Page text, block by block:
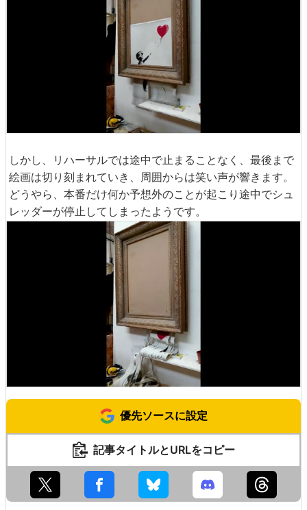
しかし、リハーサルでは途中で止まることなく、最後まで
絵画は切り刻まれていき、周囲からは笑い声が響きます。
どうやら、本番だけ何か予想外のことが起こり途中でシュ
レッダーが停止してしまったようです。
優先ソースに設定
記事タイトルとURLをコピー